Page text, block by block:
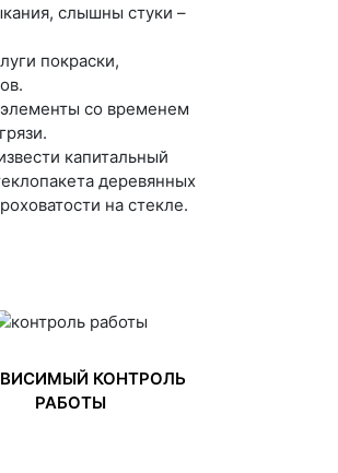
слышны стуки –
покраски,
со временем
капитальный
деревянных
на стекле.
КОНТРОЛЬ
РАБОТЫ